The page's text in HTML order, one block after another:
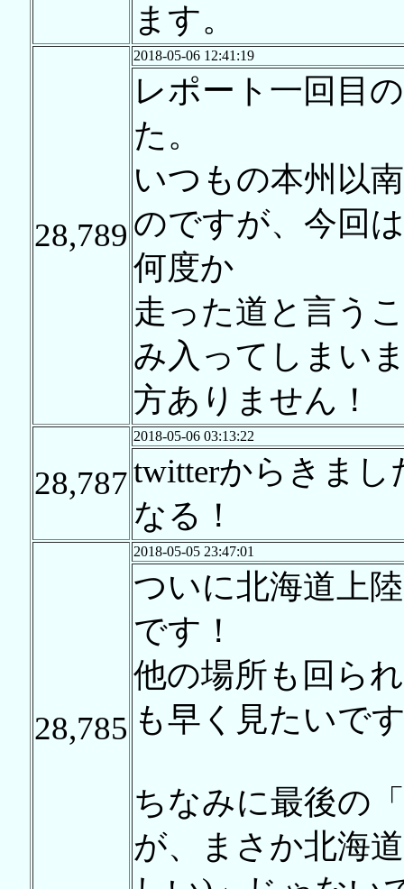
ます。
28,789
2018-05-06 12:41:19
レポート一回目
た。
いつもの本州以
のですが、今回
何度か
走った道と言う
み入ってしまい
方ありません！
28,787
2018-05-06 03:13:22
twitterからきま
なる！
28,785
2018-05-05 23:47:01
ついに北海道上
です！
他の場所も回ら
も早く見たいで
ちなみに最後の
が、まさか北海